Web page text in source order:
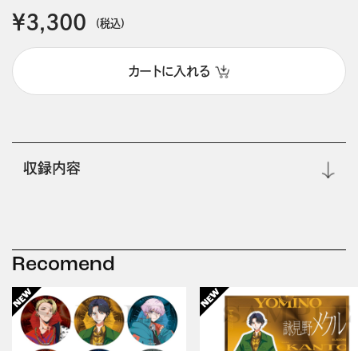
￥3,300 (税込)
カートに入れる
収録内容
Recomend